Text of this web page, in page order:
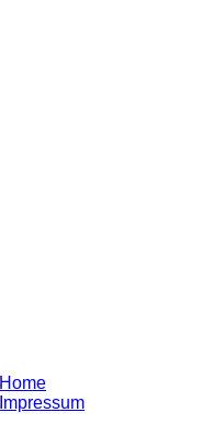
Home
Impressum